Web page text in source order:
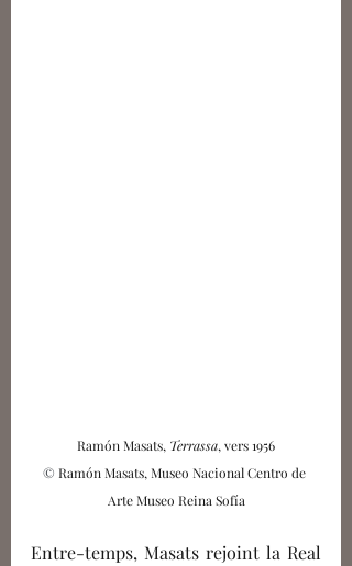
Ramón Masats, Terrassa, vers 1956
© Ramón Masats, Museo Nacional Centro de
Arte Museo Reina Sofía
Entre-temps, Masats rejoint la Real